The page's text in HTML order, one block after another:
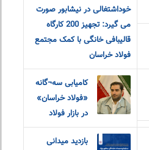
خوداشتغالی در نیشابور صورت
می گیرد: تجهیز 200 کارگاه
قالیبافی خانگی با کمک مجتمع
فولاد خراسان
کامیابی سه¬گانه
«فولاد خراسان»
در بازار فولاد
بازدید میدانی